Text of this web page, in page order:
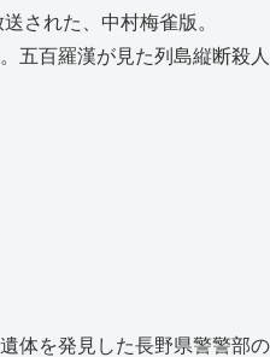
された、中村梅雀版。
五百羅漢が見た列島縦断殺人
体を発見した長野県警警部の